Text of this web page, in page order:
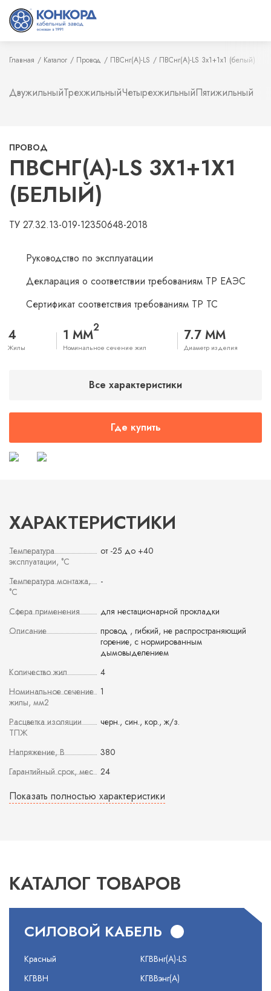
Главная Каталог Провод ПВСнг(А)-LS ПВСнг(А)-LS 3х1+1х1 (белый)
ДвужильныйТрехжильныйЧетырехжильныйПятижильный
ПРОВОД
ПВСНГ(А)-LS 3Х1+1Х1
(БЕЛЫЙ)
ТУ 27.32.13-019-12350648-2018
Руководство по эксплуатации
Декларация о соответствии требованиям ТР ЕАЭС
Сертификат соответствия требованиям ТР ТС
4
Жилы
1 ММ2
Номинальное сечение жил
7.7 ММ
Диаметр изделия
Все характеристики
Где купить
ХАРАКТЕРИСТИКИ
Температура
эксплуатации, °С
от -25 до +40
Температура монтажа,
°С
-
Сфера применения
для нестационарной прокладки
Описание
провод , гибкий, не распространяющий
горение, с нормированным
дымовыделением
Количество жил
4
Номинальное сечение
жилы, мм2
1
Расцветка изоляции
ТПЖ
черн., син., кор., ж/з.
Напряжение, В
380
Гарантийный срок, мес 24
Показать полностью характеристики
КАТАЛОГ ТОВАРОВ
СИЛОВОЙ КАБЕЛЬ
Красный
КГВВН
КГВВнг(А)-LS
КГВВэнг(А)